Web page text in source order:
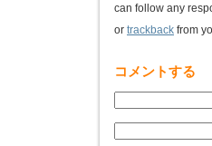
can follow any
or trackback from
コメントする